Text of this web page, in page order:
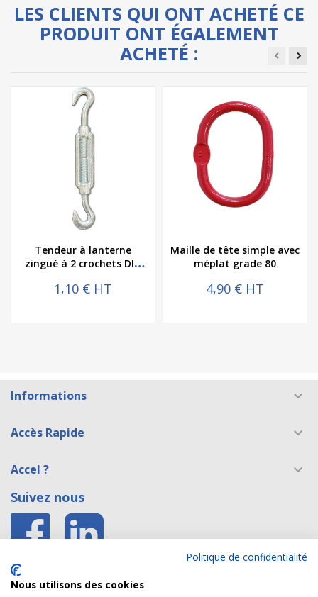
LES CLIENTS QUI ONT ACHETÉ CE
PRODUIT ONT ÉGALEMENT
ACHETÉ :
Tendeur à lanterne
zingué à 2 crochets DIN
1,10 € HT
Maille de tête simple avec
méplat grade 80
4,90 € HT
Informations 
Accès Rapide 
Accel ?

Suivez nous
Accès E shop Belgique
Accès site formation caces®
Politique de confidentialité
Nous utilisons des cookies